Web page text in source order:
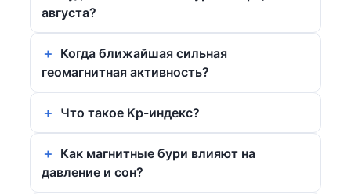
августа?
Когда ближайшая сильная
геомагнитная активность?
Что такое Kp-индекс?
Как магнитные бури влияют на
давление и сон?